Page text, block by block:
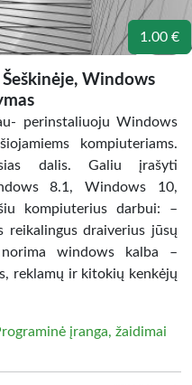
1.00 €
Windows
perinstaliuoju Windows
kompiuteriams.
dalis. Galiu įrašyti
8.1, Windows 10,
kompiuterius darbui: –
reikalingus draiverius jūsų
windows kalba –
reklamų ir kitokių kenkėjų
įranga, žaidimai